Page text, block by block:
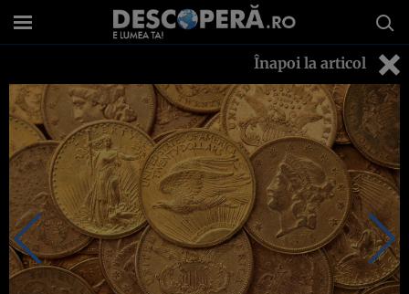
Înapoi la articol